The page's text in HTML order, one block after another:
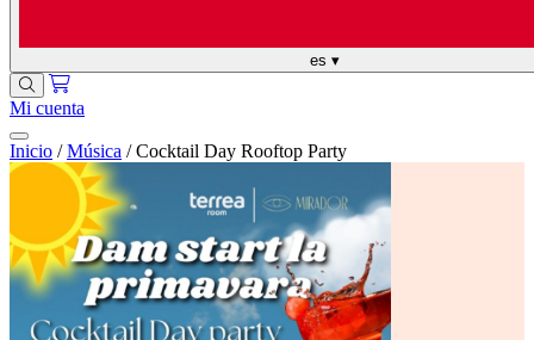
es ▾
Mi cuenta
Inicio / Música / Cocktail Day Rooftop Party